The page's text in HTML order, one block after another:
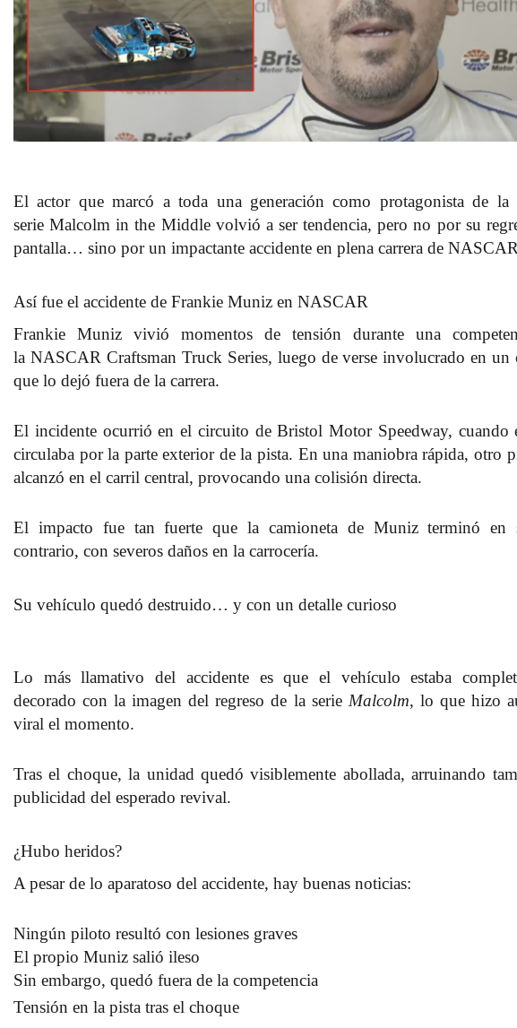
El actor que marcó a toda una generación como protagonista de la
serieMalcolm in the Middlevolvió a ser tendencia, pero no por su
pantalla… sino por un impactante accidente en plena carrera de
Así fue el accidente de Frankie Muniz en NASCAR
Frankie Muniz vivió momentos de tensión durante una
la NASCAR Craftsman Truck Series, luego de verse involucrado en un
que lo dejó fuera de la carrera.
El incidente ocurrió en el circuito deBristol Motor Speedway, cuando
circulaba por la parte exterior de la pista. En una maniobra rápida, otro
alcanzó en el carril central, provocando una colisión directa.
El impacto fue tan fuerte que la camioneta de Muniz terminó en
contrario, con severos daños en la carrocería.
Su vehículo quedó destruido… y con un detalle curioso
Lo más llamativo del accidente es que el vehículo estaba
decorado con la imagen del regreso de la serie Malcolm, lo que hizo
viral el momento.
Tras el choque, la unidad quedó visiblemente abollada, arruinando
publicidad del esperado revival.
¿Hubo heridos?
A pesar de lo aparatoso del accidente, hay buenas noticias:
Ningún piloto resultó con lesiones graves
El propio Muniz salió ileso
Sin embargo, quedó fuera de la competencia
Tensión en la pista tras el choque